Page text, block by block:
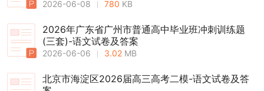
2026-06-08 780 KB
2026年广东省广州市普通高中毕业班冲刺训练题
(三套)-语文试卷及答案
2026-06-06 3.02 MB
北京市海淀区2026届高三高考二模-语文试卷及答